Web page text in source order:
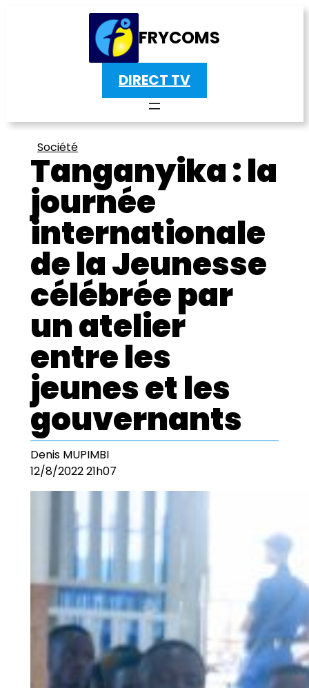
FRYCOMS
DIRECT TV
Société
Tanganyika : la
journée
internationale
de la Jeunesse
célébrée par
un atelier
entre les
jeunes et les
gouvernants
Denis MUPIMBI
12/8/2022 21h07